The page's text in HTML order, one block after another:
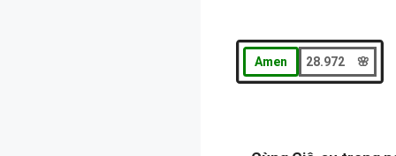
Amen 28.972 🌸